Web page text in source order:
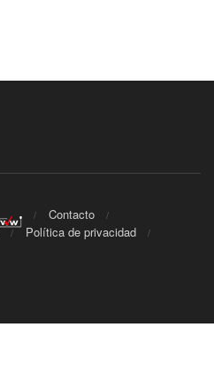
Contacto
Política de privacidad